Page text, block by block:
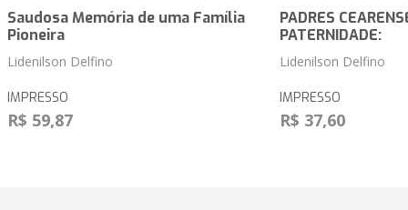
Saudosa Memória de uma Família
Pioneira
Lidenilson Delfino
IMPRESSO
R$ 59,87
PADRES
PATERNIDADE:
Lidenilson Delfino
IMPRESSO
R$ 37,60